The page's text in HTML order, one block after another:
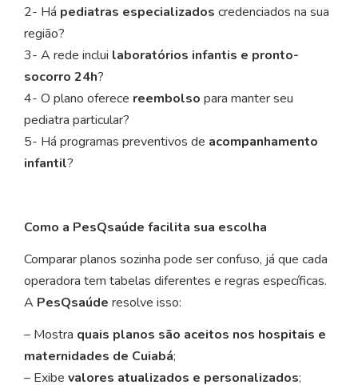
2- Há pediatras especializados credenciados na sua
região?
3- A rede inclui laboratórios infantis e pronto-
socorro 24h?
4- O plano oferece reembolso para manter seu
pediatra particular?
5- Há programas preventivos de acompanhamento
infantil?
Como a PesQsaúde facilita sua escolha
Comparar planos sozinha pode ser confuso, já que cada
operadora tem tabelas diferentes e regras específicas.
A PesQsaúde resolve isso:
– Mostra quais planos são aceitos nos hospitais e
maternidades de Cuiabá;
– Exibe valores atualizados e personalizados;